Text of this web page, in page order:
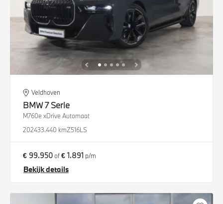
Veldhoven
BMW7 Serie
M760e xDrive Automaat
202433.440 kmZ516LS
€ 99.950of€ 1.891 p/m
Bekijk details